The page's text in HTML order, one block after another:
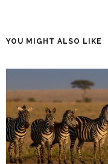
YOU MIGHT ALSO LIKE